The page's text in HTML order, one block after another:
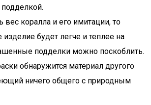
вес коралла и его имитации, то
изделие будет легче и теплее на
подделки можно поскоблить.
обнаружится материал другого
ничего общего с природным